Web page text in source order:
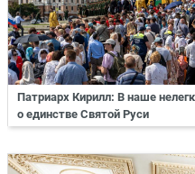
Патриарх Кирилл: В наше
о единстве Святой Руси